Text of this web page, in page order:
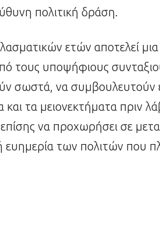
πολιτική δράση.
ετών αποτελεί
τους υποψήφιους
σωστά, να συμβουλευτούν
και τα μειονεκτήματα πριν
να προχωρήσει σε
ευημερία των πολιτών που